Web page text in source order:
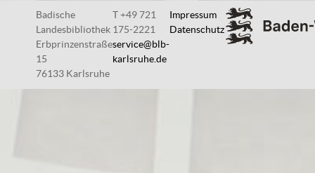
Badische
Landesbibliothek
Erbprinzenstraße
15
76133 Karlsruhe
T +49 721
175-2221
service@blb-
karlsruhe.de
Impressum
Datenschutz